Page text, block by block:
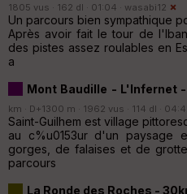
1805 vus · 162 dl · 01:04 · wasabi12
Un parcours bien sympathique
Après avoir fait le tour de
des pistes assez roulables en
a
Mont Baudille - L'Infernet
km · D+1300 m · 1962 vus · 114 dl ·
Saint-Guilhem est village
au c%u0153ur d'un paysage
gorges, de falaises et de
parcours
La Ronde des Roches -